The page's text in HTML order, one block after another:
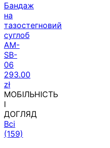
Бандаж
на
тазостегновий
суглоб
AM-
SB-
06
293.00
zł
МОБІЛЬНІСТЬ
І
ДОГЛЯД
Всі
(159)